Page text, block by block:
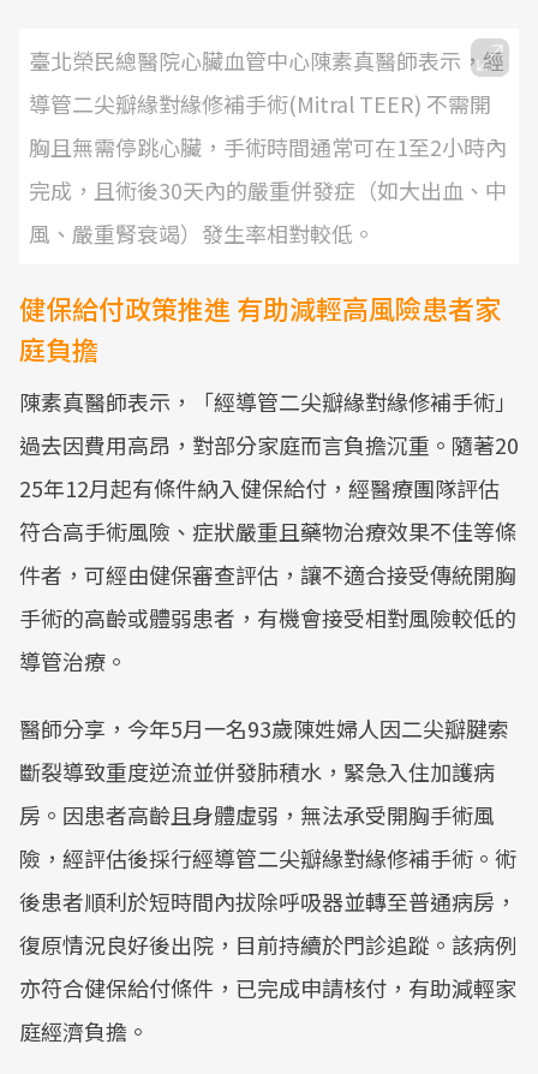
臺北榮民總醫院心臟血管中心陳素真醫師表示，經
導管二尖瓣緣對緣修補手術(Mitral TEER) 不需開
胸且無需停跳心臟，手術時間通常可在1至2小時內
完成，且術後30天內的嚴重併發症（如大出血、中
風、嚴重腎衰竭）發生率相對較低。
健保給付政策推進 有助減輕高風險患者家
庭負擔
陳素真醫師表示，「經導管二尖瓣緣對緣修補手術」
過去因費用高昂，對部分家庭而言負擔沉重。隨著20
25年12月起有條件納入健保給付，經醫療團隊評估
符合高手術風險、症狀嚴重且藥物治療效果不佳等條
件者，可經由健保審查評估，讓不適合接受傳統開胸
手術的高齡或體弱患者，有機會接受相對風險較低的
導管治療。
醫師分享，今年5月一名93歲陳姓婦人因二尖瓣腱索
斷裂導致重度逆流並併發肺積水，緊急入住加護病
房。因患者高齡且身體虛弱，無法承受開胸手術風
險，經評估後採行經導管二尖瓣緣對緣修補手術。術
後患者順利於短時間內拔除呼吸器並轉至普通病房，
復原情況良好後出院，目前持續於門診追蹤。該病例
亦符合健保給付條件，已完成申請核付，有助減輕家
庭經濟負擔。